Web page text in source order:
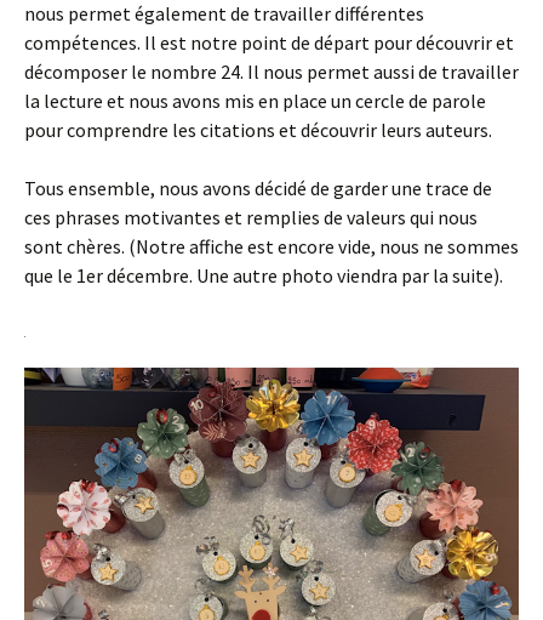
nous permet également de travailler différentes
compétences. Il est notre point de départ pour découvrir et
décomposer le nombre 24. Il nous permet aussi de travailler
la lecture et nous avons mis en place un cercle de parole
pour comprendre les citations et découvrir leurs auteurs.
Tous ensemble, nous avons décidé de garder une trace de
ces phrases motivantes et remplies de valeurs qui nous
sont chères. (Notre affiche est encore vide, nous ne sommes
que le 1er décembre. Une autre photo viendra par la suite).